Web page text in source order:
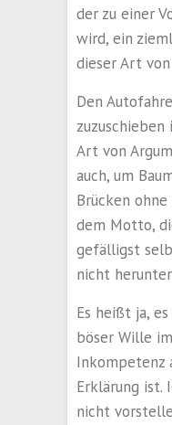
der zu einer
wird, ein
dieser Art
Den
Art von
auch, um
Brücken ohne
dem Motto,
gefälligst
nicht
Es heißt ja,
böser Wille
Inkompetenz
Erklärung ist.
nicht